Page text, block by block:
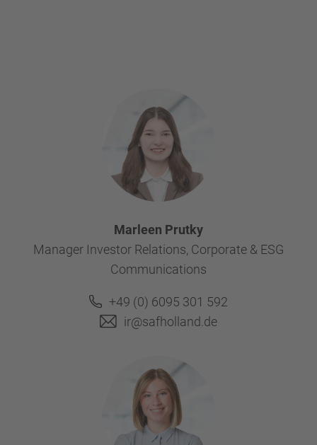
Marleen Prutky
Manager Investor Relations, Corporate & ESG
Communications
+49 (0) 6095 301 592
ir@safholland.de